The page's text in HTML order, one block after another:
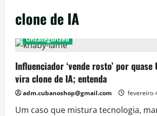
clone de IA
Uncategorized
Influenciador ‘vende rosto’ por quase
vira clone de IA; entenda
adm.cubanoshop@gmail.com fevereiro
Um caso que mistura tecnologia,